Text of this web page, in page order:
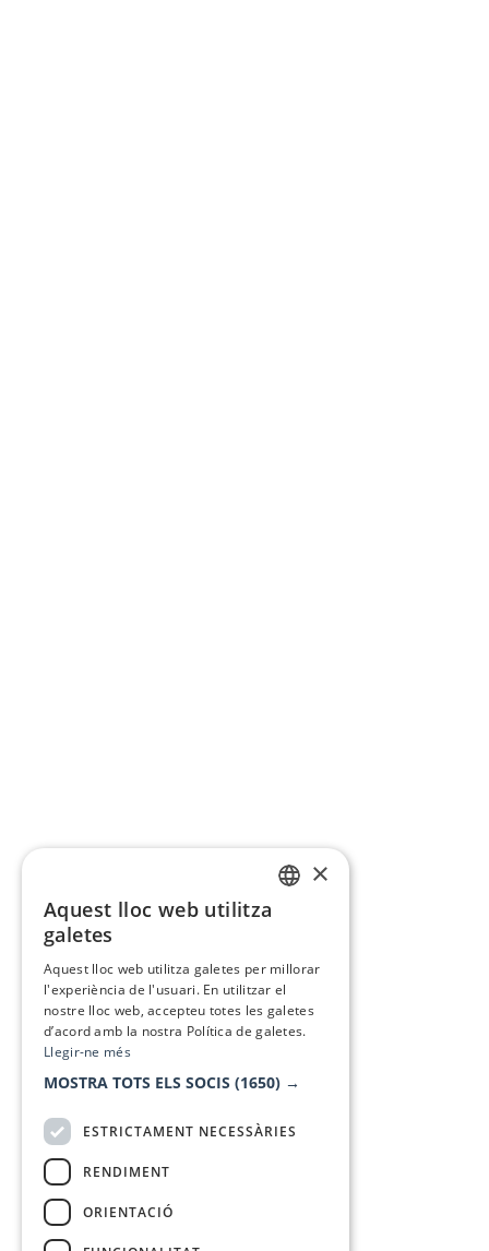
×
Aquest lloc web utilitza
galetes
Aquest lloc web utilitza galetes per millorar
l'experiència de l'usuari. En utilitzar el
nostre lloc web, accepteu totes les galetes
d’acord amb la nostra Política de galetes.
Llegir-ne més
MOSTRA TOTS ELS SOCIS (1650) →
ESTRICTAMENT NECESSÀRIES
RENDIMENT
ORIENTACIÓ